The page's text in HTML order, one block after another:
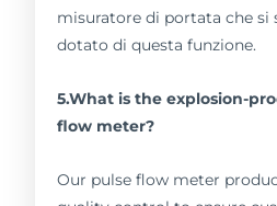
misuratore di portata che si
dotato di questa funzione.
5.What is the explosion-
flow meter?
Our pulse flow meter